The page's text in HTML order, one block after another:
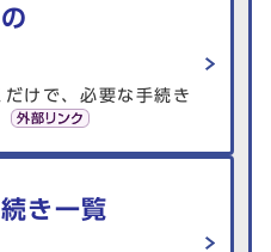
けで、必要な手続き
き一覧